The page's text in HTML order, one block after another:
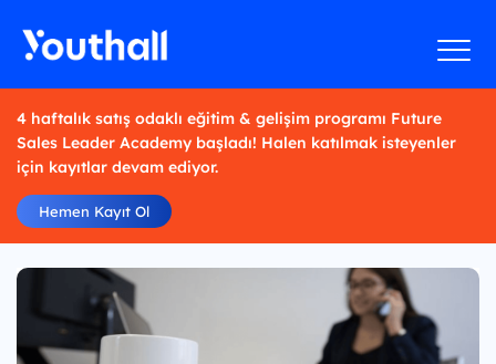
4 haftalık satış odaklı eğitim & gelişim programı Future
Sales Leader Academy başladı! Halen katılmak isteyenler
için kayıtlar devam ediyor.
Hemen Kayıt Ol